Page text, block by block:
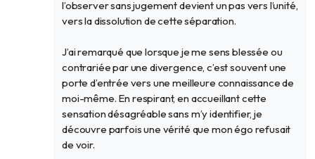
l’observer sans jugement devient un pas vers l’unité,
vers la dissolution de cette séparation.
J’ai remarqué que lorsque je me sens blessée ou
contrariée par une divergence, c’est souvent une
porte d’entrée vers une meilleure connaissance de
moi-même. En respirant, en accueillant cette
sensation désagréable sans m’y identifier, je
découvre parfois une vérité que mon égo refusait
de voir.